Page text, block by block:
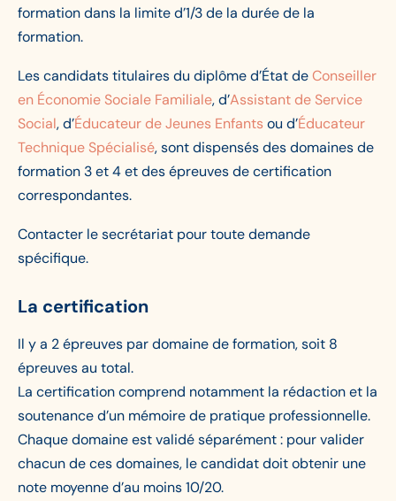
formation dans la limite d’1/3 de la durée de la
formation.
Les candidats titulaires du diplôme d’État deConseiller
en Économie Sociale Familiale, d’Assistant de Service
Social, d’Éducateur de Jeunes Enfantsou d’Éducateur
Technique Spécialisé, sont dispensés des domaines de
formation 3 et 4 et des épreuves de certification
correspondantes.
Contacter le secrétariat pour toute demande
spécifique.
La certification
Il y a 2 épreuves par domaine de formation, soit 8
épreuves au total.
La certification comprend notamment la rédaction et la
soutenance d’un mémoire de pratique professionnelle.
Chaque domaine est validé séparément : pour valider
chacun de ces domaines, le candidat doit obtenir une
note moyenne d’au moins 10/20.